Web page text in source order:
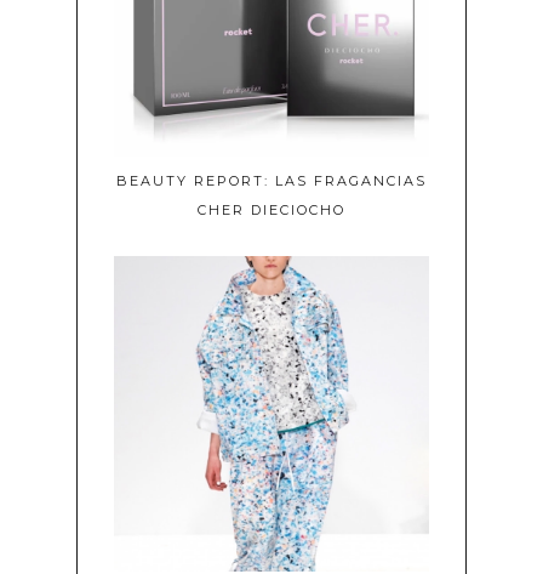
BEAUTY REPORT: LAS FRAGANCIAS
CHER DIECIOCHO